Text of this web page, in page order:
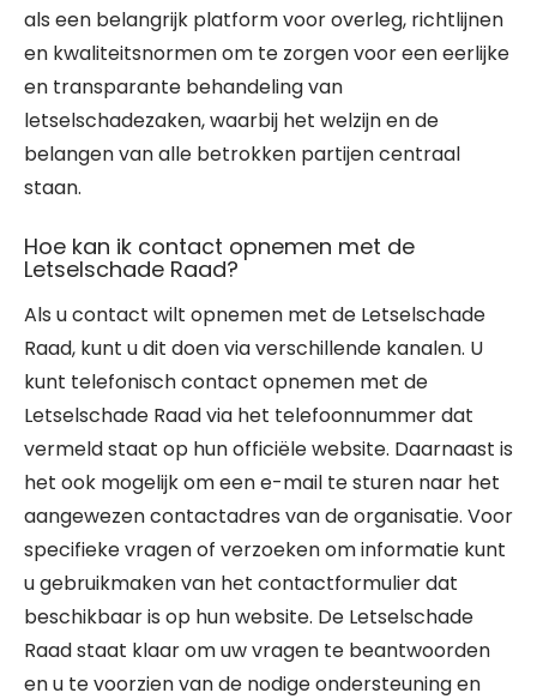
als een belangrijk platform voor overleg, richtlijnen
en kwaliteitsnormen om te zorgen voor een eerlijke
en transparante behandeling van
letselschadezaken, waarbij het welzijn en de
belangen van alle betrokken partijen centraal
staan.
Hoe kan ik contact opnemen met de
Letselschade Raad?
Als u contact wilt opnemen met de Letselschade
Raad, kunt u dit doen via verschillende kanalen. U
kunt telefonisch contact opnemen met de
Letselschade Raad via het telefoonnummer dat
vermeld staat op hun officiële website. Daarnaast is
het ook mogelijk om een e-mail te sturen naar het
aangewezen contactadres van de organisatie. Voor
specifieke vragen of verzoeken om informatie kunt
u gebruikmaken van het contactformulier dat
beschikbaar is op hun website. De Letselschade
Raad staat klaar om uw vragen te beantwoorden
en u te voorzien van de nodige ondersteuning en